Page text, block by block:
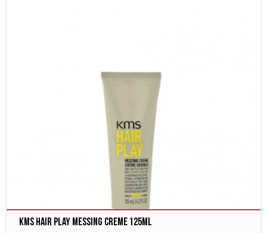
Kms Hair Play Messing Creme 125ml